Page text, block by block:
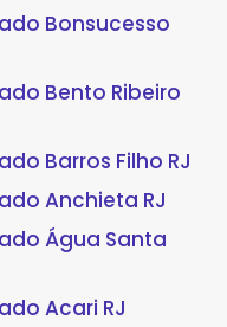
Bonsucesso
Bento Ribeiro
Barros Filho RJ
Anchieta RJ
Água Santa
Acari RJ